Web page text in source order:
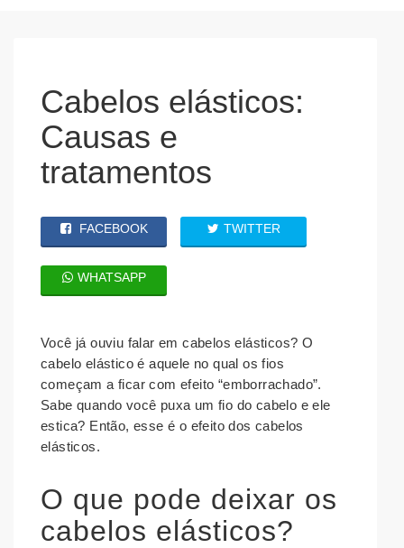
Cabelos elásticos:
Causas e
tratamentos
FACEBOOK TWITTER
WHATSAPP
Você já ouviu falar em cabelos elásticos? O
cabelo elástico é aquele no qual os fios
começam a ficar com efeito “emborrachado”.
Sabe quando você puxa um fio do cabelo e ele
estica? Então, esse é o efeito dos cabelos
elásticos.
O que pode deixar os
cabelos elásticos?